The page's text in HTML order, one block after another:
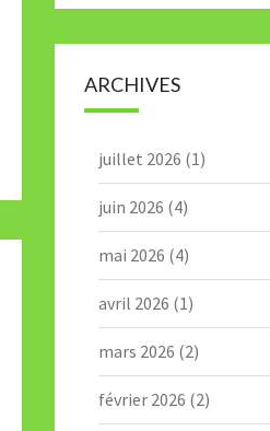
ARCHIVES
juillet 2026 (1)
juin 2026 (4)
mai 2026 (4)
avril 2026 (1)
mars 2026 (2)
février 2026 (2)